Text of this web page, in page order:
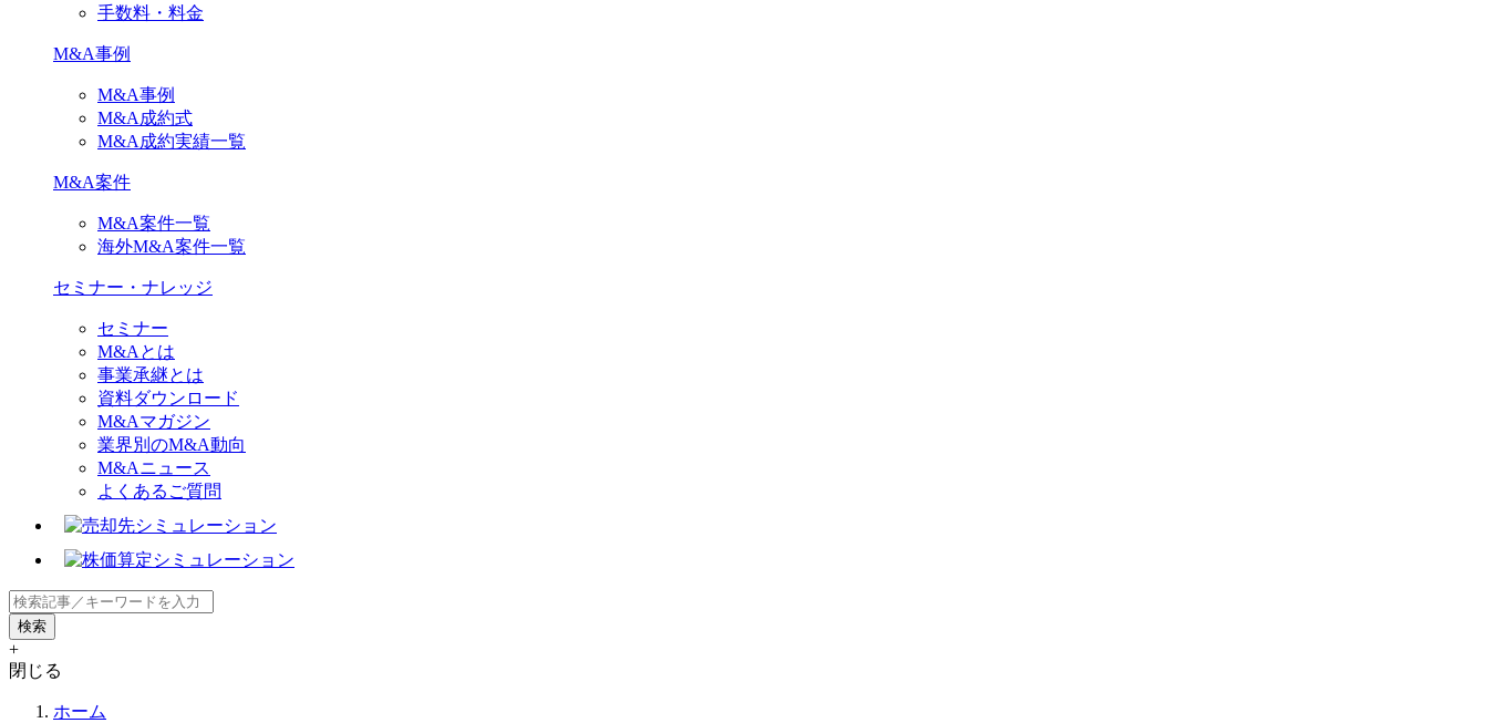
手数料・料金
M&A事例
M&A事例
M&A成約式
M&A成約実績一覧
M&A案件
M&A案件一覧
海外M&A案件一覧
セミナー・ナレッジ
セミナー
M&Aとは
事業承継とは
資料ダウンロード
M&Aマガジン
業界別のM&A動向
M&Aニュース
よくあるご質問
+
閉じる
ホーム